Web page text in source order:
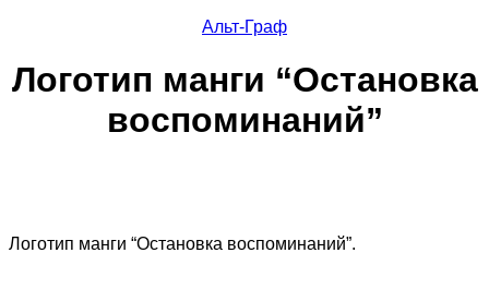
Альт-Граф
Логотип манги “Остановка
воспоминаний”
Логотип манги “Остановка воспоминаний”.